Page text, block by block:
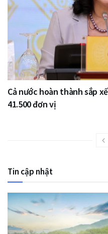
Cả nước hoàn thành sắp
41.500 đơn vị
Tin cập nhật